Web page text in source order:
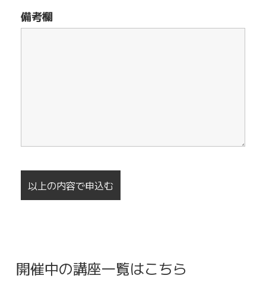
備考欄
開催中の講座一覧はこちら